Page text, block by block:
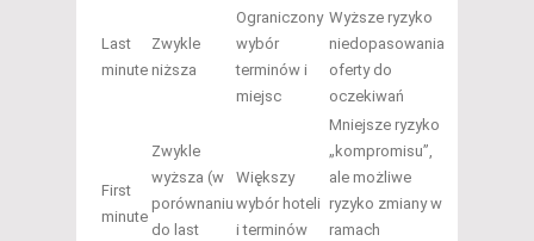
Last
minute
Zwykle
niższa
Ograniczony
wybór
terminów i
miejsc
Wyższe ryzyko
niedopasowania
oferty do
oczekiwań
First
minute
Zwykle
wyższa (w
porównaniu
do last
Większy
wybór hoteli
i terminów
Mniejsze ryzyko
„kompromisu”,
ale możliwe
ryzyko zmiany w
ramach